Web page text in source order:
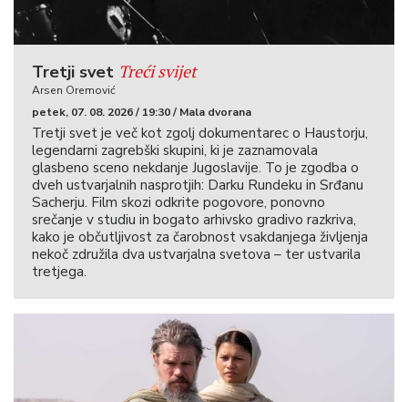
Tretji svet Treći svijet
Arsen Oremović
petek, 07. 08. 2026 / 19:30 / Mala dvorana
Tretji svet je več kot zgolj dokumentarec o Haustorju,
legendarni zagrebški skupini, ki je zaznamovala
glasbeno sceno nekdanje Jugoslavije. To je zgodba o
dveh ustvarjalnih nasprotjih: Darku Rundeku in Srđanu
Sacherju. Film skozi odkrite pogovore, ponovno
srečanje v studiu in bogato arhivsko gradivo razkriva,
kako je občutljivost za čarobnost vsakdanjega življenja
nekoč združila dva ustvarjalna svetova – ter ustvarila
tretjega.